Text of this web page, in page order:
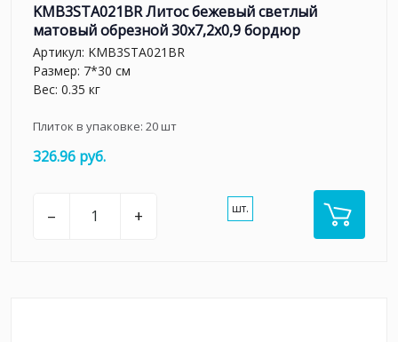
KMB3STA021BR Литос бежевый светлый
матовый обрезной 30x7,2x0,9 бордюр
Артикул: KMB3STA021BR
Размер: 7*30 см
Вес: 0.35 кг
Плиток в упаковке: 20шт
326.96 руб.
– + шт.